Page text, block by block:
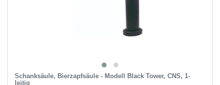
Schanksäule, Bierzapfsäule - Modell Black Tower, CNS, 1-
leitig